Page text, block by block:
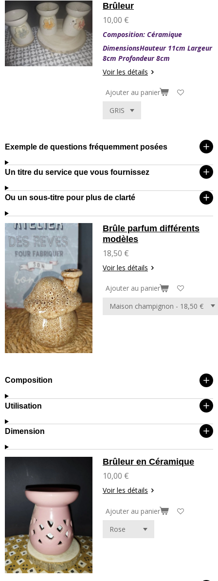
Brûleur
10,00 €
Composition: Céramique
DimensionsHauteur 11cm Largeur
8cm Profondeur 8cm
Voir les détails
Ajouter au panier
Exemple de questions fréquemment posées
Un titre du service que vous fournissez
Ou un sous-titre pour plus de clarté
Brûle parfum différents
modèles
18,50 €
Voir les détails
Ajouter au panier
Composition
Utilisation
Dimension
Brûleur en Céramique
10,00 €
Voir les détails
Ajouter au panier